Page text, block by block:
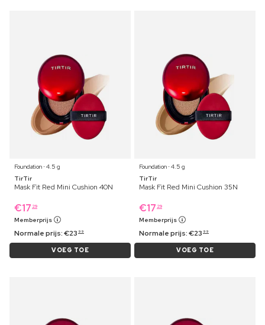
Foundation ⋅ 4.5 g
TirTir
Mask Fit Red Mini Cushion 40N
€17 29
Memberprijs
Normale prijs:€23 99
VOEG TOE
Foundation ⋅ 4.5 g
TirTir
Mask Fit Red Mini Cushion 35N
€17 29
Memberprijs
Normale prijs:€23 99
VOEG TOE